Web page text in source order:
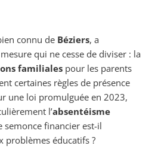
connu de Béziers, a
qui ne cesse de diviser : la
familiales pour les parents
certaines règles de présence
une loi promulguée en 2023,
l’absentéisme
semonce financier est-il
problèmes éducatifs ?